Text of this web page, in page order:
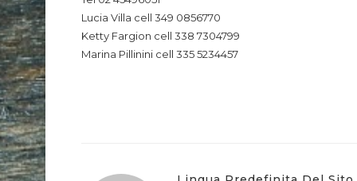
Lucia Villa cell 349 0856770
Ketty Fargion cell 338 7304799
Marina Pillinini cell 335 5234457